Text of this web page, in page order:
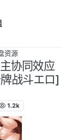
资源
协同效应
战斗エロ]
1.2k